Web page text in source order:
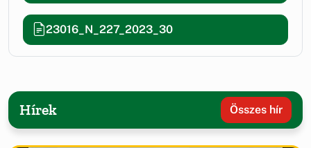
23016_N_227_2023_30
Hírek Összes hír